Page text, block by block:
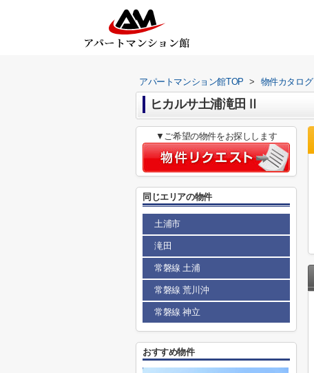
アパートマンション館TOP > 物件カタログ
ヒカルサ土浦滝田Ⅱ
▼ご希望の物件をお探しします
同じエリアの物件
土浦市
滝田
常磐線 土浦
常磐線 荒川沖
常磐線 神立
おすすめ物件